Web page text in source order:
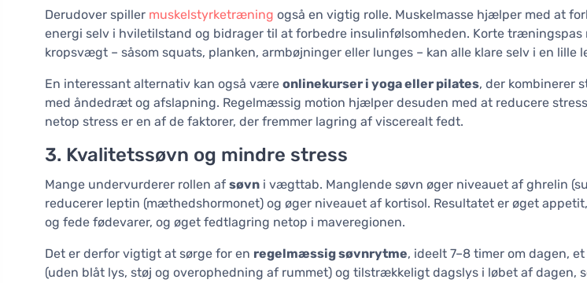
Derudover spiller muskelstyrketræning også en vigtig rolle. Muskelmasse hjælper med at
energi selv i hviletilstand og bidrager til at forbedre insulinfølsomheden. Korte træningspas
kropsvægt – såsom squats, planken, armbøjninger eller lunges – kan alle klare selv i en lille
En interessant alternativ kan også være onlinekurser i yoga eller pilates, der kombinerer
med åndedræt og afslapning. Regelmæssig motion hjælper desuden med at reducere
netop stress er en af de faktorer, der fremmer lagring af viscerealt fedt.
3. Kvalitetssøvn og mindre stress
Mange undervurderer rollen af søvn i vægttab. Manglende søvn øger niveauet af ghrelin
reducerer leptin (mæthedshormonet) og øger niveauet af kortisol. Resultatet er øget
og fede fødevarer, og øget fedtlagring netop i maveregionen.
Det er derfor vigtigt at sørge for en regelmæssig søvnrytme, ideelt 7–8 timer om dagen,
(uden blåt lys, støj og overophedning af rummet) og tilstrækkeligt dagslys i løbet af dagen,